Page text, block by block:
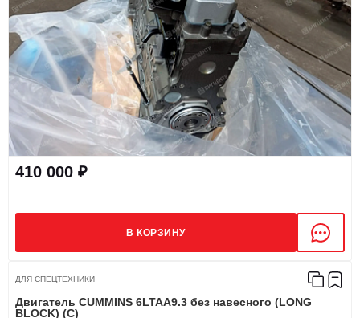
410 000 ₽
В КОРЗИНУ
ДЛЯ СПЕЦТЕХНИКИ
Двигатель CUMMINS 6LTAA9.3 без навесного (LONG
BLOCK) (C)